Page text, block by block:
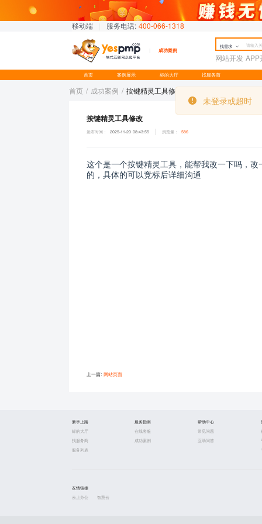
移动端 服务电话:400-066-1318
成功案例
找需求
网站开发 APP
首页 案例展示 标的大厅 找服务商
首页 / 成功案例 / 按键精灵工具修改
按键精灵工具修改
发布时间： 2025-11-20 08:43:55 浏览量： 586
这个是一个按键精灵工具，能帮我改一下吗，改
的，具体的可以竞标后详细沟通
上一篇: 网站页面
新手上路
标的大厅
找服务商
服务列表
服务指南
在线客服
成功案例
帮助中心
常见问题
互助问答
友情链接
云上办公
智慧云
未登录或超时
未登录或超时